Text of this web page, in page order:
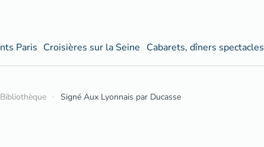
Paris Croisières sur la Seine Cabarets, dîners spectacles
Signé Aux Lyonnais par Ducasse